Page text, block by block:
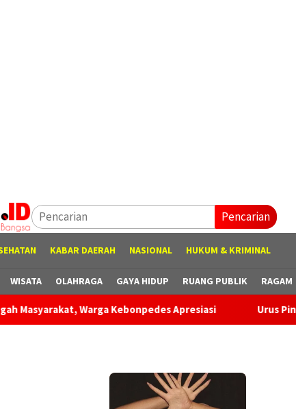
Pencarian
KABAR DAERAH NASIONAL HUKUM & KRIMINAL
WISATA OLAHRAGA GAYA HIDUP RUANG PUBLIK RAGAM
Warga Kebonpedes Apresiasi Urus Pindah Domisili